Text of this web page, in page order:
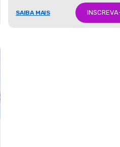
SAIBA MAIS